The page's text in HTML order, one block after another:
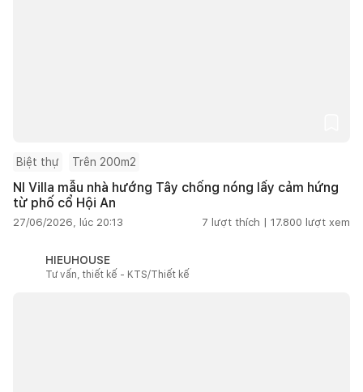
Biệt thự Trên 200m2
NI Villa mẫu nhà hướng Tây chống nóng lấy cảm hứng
từ phố cổ Hội An
27/06/2026, lúc 20:13 7 lượt thích | 17.800 lượt xem
HIEUHOUSE
Tư vấn, thiết kế - KTS/Thiết kế